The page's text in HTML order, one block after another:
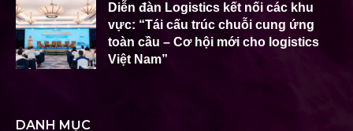
Diễn đàn Logistics kết nối các khu
vực: “Tái cấu trúc chuỗi cung ứng
toàn cầu – Cơ hội mới cho logistics
Việt Nam”
DANH MỤC